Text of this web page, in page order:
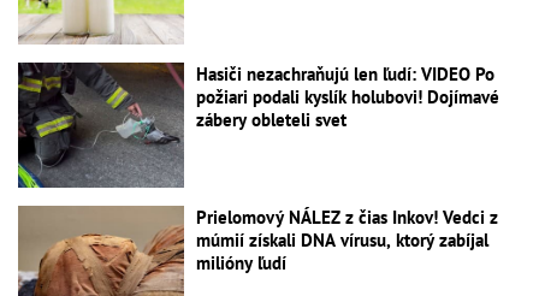
Hasiči nezachraňujú len ľudí: VIDEO Po
požiari podali kyslík holubovi! Dojímavé
zábery obleteli svet
Prielomový NÁLEZ z čias Inkov! Vedci z
múmií získali DNA vírusu, ktorý zabíjal
milióny ľudí